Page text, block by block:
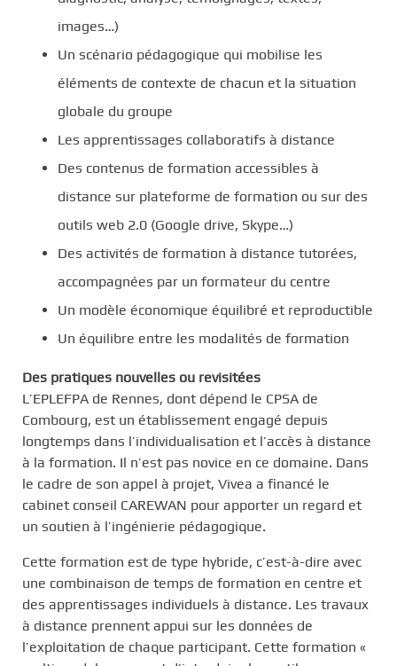
images…)
Un scénario pédagogique qui mobilise les
éléments de contexte de chacun et la situation
globale du groupe
Les apprentissages collaboratifs à distance
Des contenus de formation accessibles à
distance sur plateforme de formation ou sur des
outils web 2.0 (Google drive, Skype…)
Des activités de formation à distance tutorées,
accompagnées par un formateur du centre
Un modèle économique équilibré et reproductible
Un équilibre entre les modalités de formation
Des pratiques nouvelles ou revisitées
L’EPLEFPA de Rennes, dont dépend le CPSA de
Combourg, est un établissement engagé depuis
longtemps dans l’individualisation et l’accès à distance
à la formation. Il n’est pas novice en ce domaine. Dans
le cadre de son appel à projet, Vivea a financé le
cabinet conseil CAREWAN pour apporter un regard et
un soutien à l’ingénierie pédagogique.
Cette formation est de type hybride, c’est-à-dire avec
une combinaison de temps de formation en centre et
des apprentissages individuels à distance. Les travaux
à distance prennent appui sur les données de
l’exploitation de chaque participant. Cette formation «